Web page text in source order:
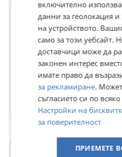
В Bazar.BG от 11
Последно активен 01
66 Обяви
Още оферти на https://
включително
данни за геолокация и
на устройството.
само за този уебсайт.
доставчици може да
законен интерес
имате право да
за рекламиране.
съгласието си по
Настройки на
за поверителност
ПРИЕМЕТЕ